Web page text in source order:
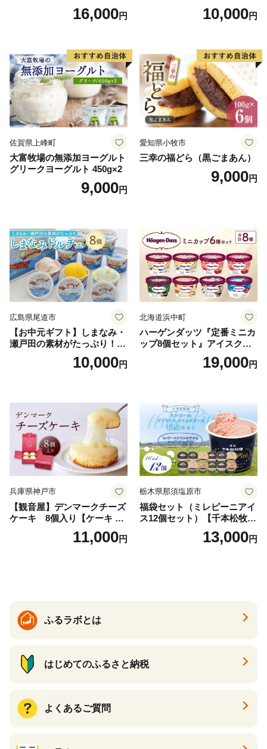
勢丹(松浦食品) 静岡県 吉田町
22424274] 芋ケンピ セット
16,000円
とんモンブラン」 【未来の
ご褒美】スイーツ 栗 モンブ
子 菓子 F4N-2298
10,000円
佐賀県上峰町
大富牧場の無添加ヨーグルト
グリークヨーグルト 450g×2
9,000円
愛知県小牧市
三幸の福どら（黒ごまあん）
9,000円
広島県尾道市
【お中元ギフト】しまなみ・
瀬戸田の素材がたっぷり！ジ
10,000円
北海道浜中町
ハーゲンダッツ『定番ミニカ
ップ8個セット』アイスクリ
ーム アイス スイーツ デザー
19,000円
兵庫県神戸市
【観音屋】デンマークチーズ
ケーキ 8個入り【ケーキ チ
ーズケーキ 人気スイーツ お
すすめスイーツ 神戸スイー
11,000円
栃木県那須塩原市
福袋セット（ミレピーニアイ
ス12個セット）【千本松牧
場】 ns025-014-12 【デザー
ト 詰め合わせ ギフト】
13,000円
ふるラボとは
はじめてのふるさと納税
よくあるご質問